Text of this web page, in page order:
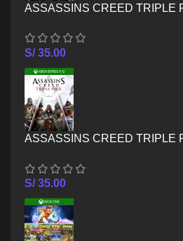
ASSASSINS CREED TRIPLE
S/35.00
ASSASSINS CREED TRIPLE
S/35.00